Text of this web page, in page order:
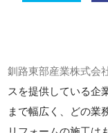
釧路東部産業株式会
スを提供している企
まで幅広く、どの業